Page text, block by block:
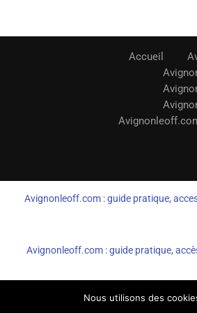
Accueil
Avignonleoff.com : guide pratique,
Avignonleoff.com : guide pratique,
Nous utilisons des